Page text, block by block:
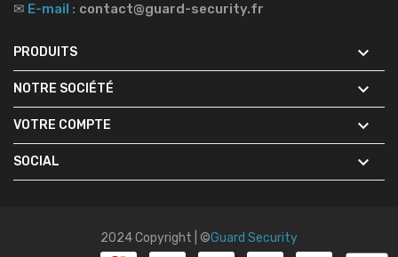
✉ E-mail : contact@guard-security.fr
PRODUITS 
NOTRE SOCIÉTÉ 
VOTRE COMPTE 
SOCIAL 
2024 Copyright | ©Guard Security